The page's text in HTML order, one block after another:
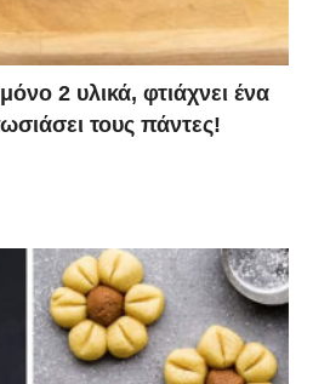
2 υλικά, φτιάχνει ένα
τους πάντες!